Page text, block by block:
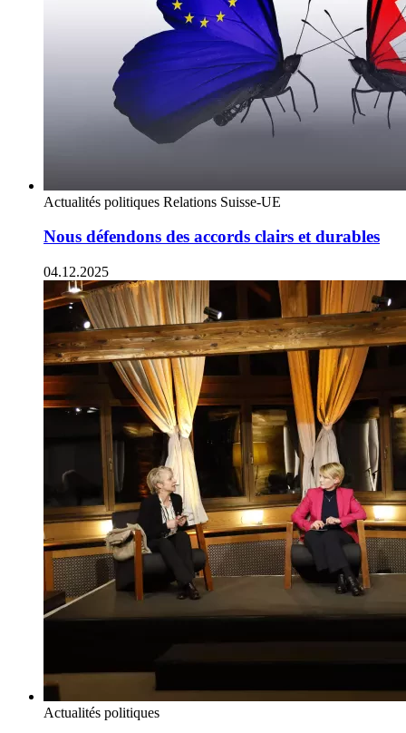
Actualités politiques Relations Suisse-UE
Nous défendons des accords clairs et durables
04.12.2025
Actualités politiques